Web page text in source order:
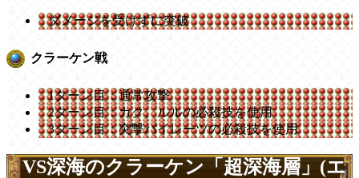
ダメージを受けずに突破
クラーケン戦
1ターン目：通常攻撃
2ターン目：カク、ルルの必殺技を使用
3ターン目：突撃パイレーツの必殺技を使用
VS深海のクラーケン「超深海層」(エ